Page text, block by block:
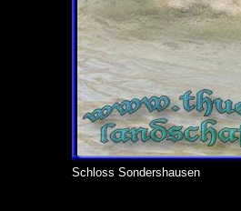
Schloss Sondershausen